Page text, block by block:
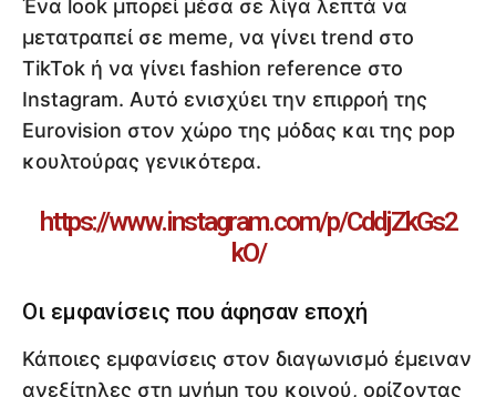
Ένα look μπορεί μέσα σε λίγα λεπτά να
μετατραπεί σε meme, να γίνει trend στο
TikTok ή να γίνει fashion reference στο
Instagram. Αυτό ενισχύει την επιρροή της
Eurovision στον χώρο της μόδας και της pop
κουλτούρας γενικότερα.
https://www.instagram.com/p/CddjZkGs2
kO/
Οι εμφανίσεις που άφησαν εποχή
Κάποιες εμφανίσεις στον διαγωνισμό έμειναν
ανεξίτηλες στη μνήμη του κοινού, ορίζοντας